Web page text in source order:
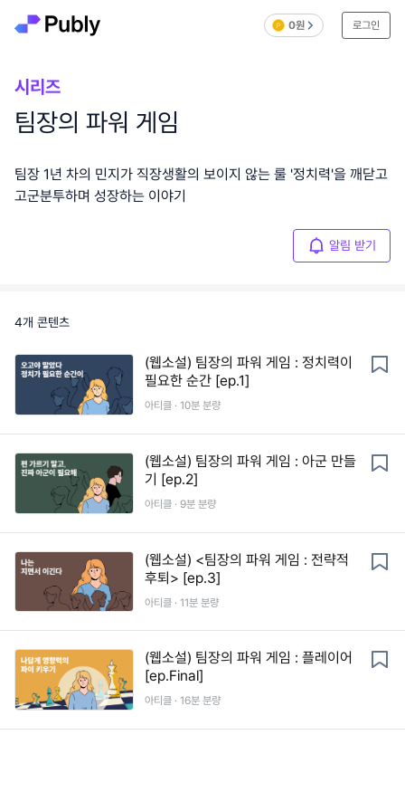
0원 로그인
시리즈
팀장의 파워 게임
팀장 1년 차의 민지가 직장생활의 보이지 않는 룰 '정치력'을 깨닫고
고군분투하며 성장하는 이야기
알림 받기
4개 콘텐츠
(웹소설) 팀장의 파워 게임 : 정치력이
필요한 순간 [ep.1]
아티클 · 10분 분량
(웹소설) 팀장의 파워 게임 : 아군 만들
기 [ep.2]
아티클 · 9분 분량
(웹소설) <팀장의 파워 게임 : 전략적
후퇴> [ep.3]
아티클 · 11분 분량
(웹소설) 팀장의 파워 게임 : 플레이어
[ep.Final]
아티클 · 16분 분량